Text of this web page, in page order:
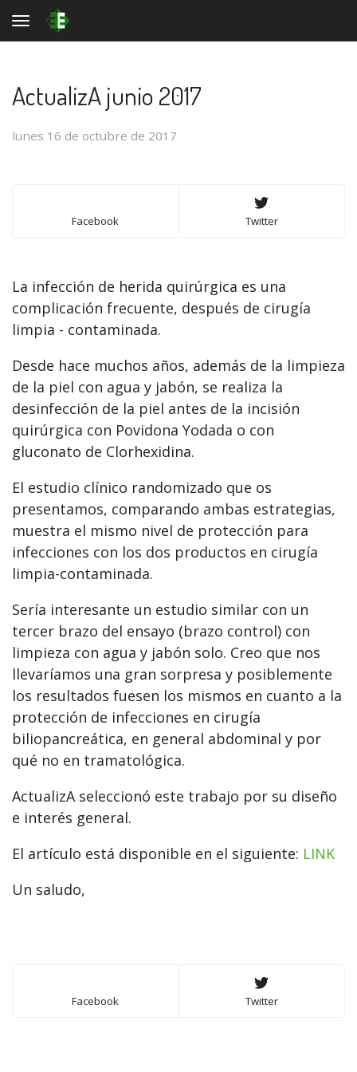
Toggle navigation
ActualizA junio 2017
lunes 16 de octubre de 2017
Facebook Twitter
La infección de herida quirúrgica es una
complicación frecuente, después de cirugía
limpia - contaminada.
Desde hace muchos años, además de la limpieza
de la piel con agua y jabón, se realiza la
desinfección de la piel antes de la incisión
quirúrgica con Povidona Yodada o con
gluconato de Clorhexidina.
El estudio clínico randomizado que os
presentamos, comparando ambas estrategias,
muestra el mismo nivel de protección para
infecciones con los dos productos en cirugía
limpia-contaminada.
Sería interesante un estudio similar con un
tercer brazo del ensayo (brazo control) con
limpieza con agua y jabón solo. Creo que nos
llevaríamos una gran sorpresa y posiblemente
los resultados fuesen los mismos en cuanto a la
protección de infecciones en cirugía
biliopancreática, en general abdominal y por
qué no en tramatológica.
ActualizA seleccionó este trabajo por su diseño
e interés general.
El artículo está disponible en el siguiente: LINK
Un saludo,
Facebook Twitter